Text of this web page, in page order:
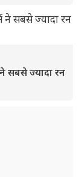
ने सबसे ज्यादा रन